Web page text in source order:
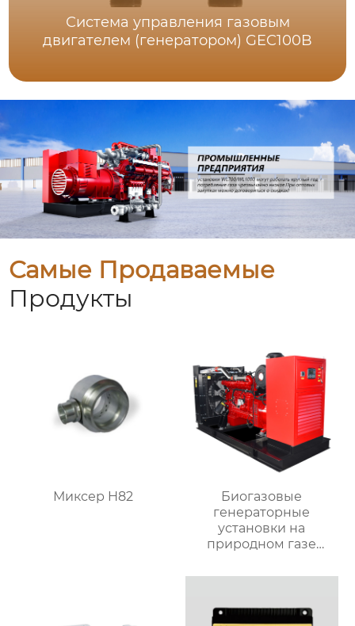
Система управления газовым
двигателем (генератором) GEC100B
Самые Продаваемые
Продукты
Миксер H82
Биогазовые
генераторные
установки на
природном газе